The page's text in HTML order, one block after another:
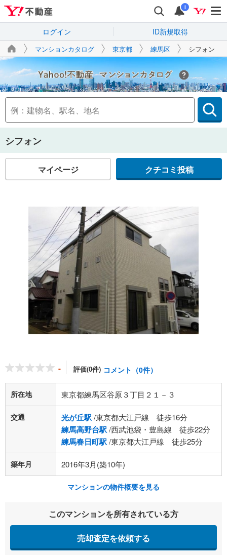
i
ログイン ID新規取得
マンションカタログ 東京都 練馬区 シフォン
Yahoo!不動産
シフォン
マイページ クチコミ投稿
- 評価(0件) コメント（0件）
所在地 東京都練馬区谷原３丁目２１－３
交通 光が丘駅/東京都大江戸線 徒歩16分
練馬高野台駅/西武池袋・豊島線 徒歩22分
練馬春日町駅/東京都大江戸線 徒歩25分
築年月 2016年3月(築10年)
マンションの物件概要を見る
このマンションを所有されている方
売却査定を依頼する